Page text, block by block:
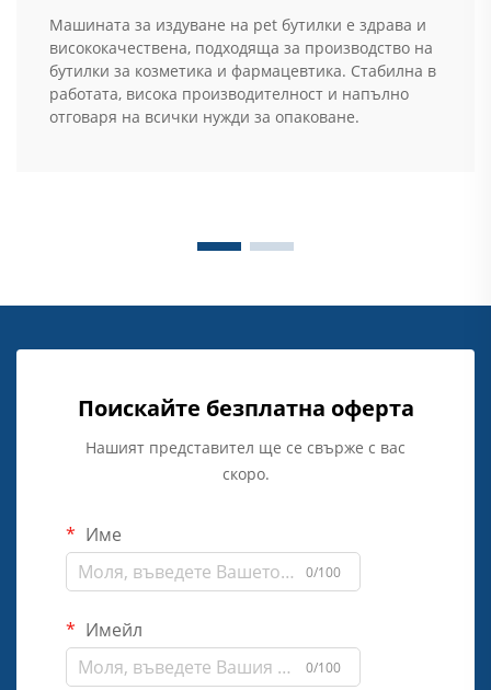
Машината за издуване на pet бутилки е здрава и
висококачествена, подходяща за производство на
бутилки за козметика и фармацевтика. Стабилна в
работата, висока производителност и напълно
отговаря на всички нужди за опаковане.
Поискайте безплатна оферта
Нашият представител ще се свърже с вас
скоро.
Име
0/100
Имейл
0/100